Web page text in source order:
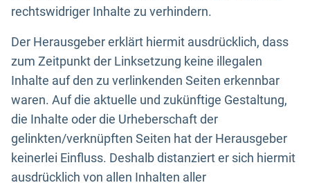
rechtswidriger Inhalte zu verhindern.
Der Herausgeber erklärt hiermit ausdrücklich, dass
zum Zeitpunkt der Linksetzung keine illegalen
Inhalte auf den zu verlinkenden Seiten erkennbar
waren. Auf die aktuelle und zukünftige Gestaltung,
die Inhalte oder die Urheberschaft der
gelinkten/verknüpften Seiten hat der Herausgeber
keinerlei Einfluss. Deshalb distanziert er sich hiermit
ausdrücklich von allen Inhalten aller